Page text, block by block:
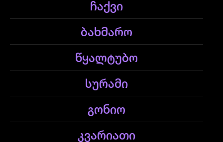
ჩაქვი
ბახმარო
წყალტუბო
სურამი
გონიო
კვარიათი